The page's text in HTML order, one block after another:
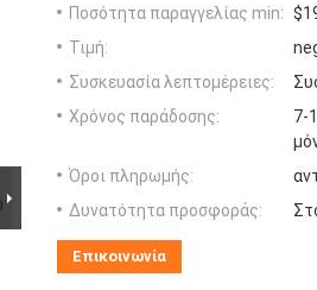
Ποσότητα παραγγελίας min:
Τιμή:
Συσκευασία λεπτομέρειες:
Χρόνος παράδοσης:
7-
Όροι πληρωμής:
Δυνατότητα προσφοράς:
Επικοινωνία